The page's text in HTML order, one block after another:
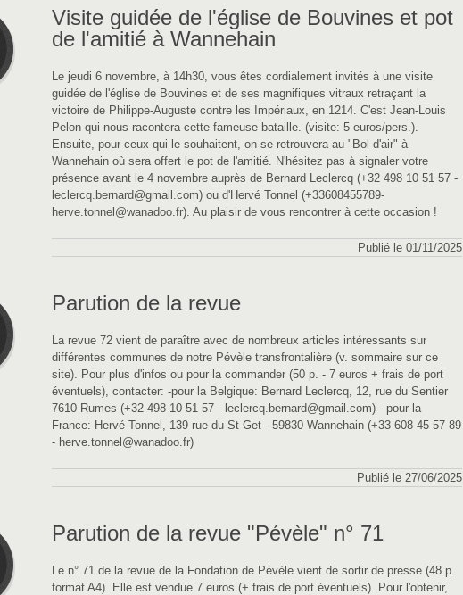
Visite guidée de l'église de Bouvines et pot
de l'amitié à Wannehain
Le jeudi 6 novembre, à 14h30, vous êtes cordialement invités à une visite
guidée de l'église de Bouvines et de ses magnifiques vitraux retraçant la
victoire de Philippe-Auguste contre les Impériaux, en 1214. C'est Jean-Louis
Pelon qui nous racontera cette fameuse bataille. (visite: 5 euros/pers.).
Ensuite, pour ceux qui le souhaitent, on se retrouvera au "Bol d'air" à
Wannehain où sera offert le pot de l'amitié. N'hésitez pas à signaler votre
présence avant le 4 novembre auprès de Bernard Leclercq (+32 498 10 51 57 -
leclercq.bernard@gmail.com) ou d'Hervé Tonnel (+33608455789-
herve.tonnel@wanadoo.fr). Au plaisir de vous rencontrer à cette occasion !
Publié le 01/11/2025
Parution de la revue
La revue 72 vient de paraître avec de nombreux articles intéressants sur
différentes communes de notre Pévèle transfrontalière (v. sommaire sur ce
site). Pour plus d'infos ou pour la commander (50 p. - 7 euros + frais de port
éventuels), contacter: -pour la Belgique: Bernard Leclercq, 12, rue du Sentier
7610 Rumes (+32 498 10 51 57 - leclercq.bernard@gmail.com) - pour la
France: Hervé Tonnel, 139 rue du St Get - 59830 Wannehain (+33 608 45 57 89
- herve.tonnel@wanadoo.fr)
Publié le 27/06/2025
Parution de la revue "Pévèle" n° 71
Le n° 71 de la revue de la Fondation de Pévèle vient de sortir de presse (48 p.
format A4). Elle est vendue 7 euros (+ frais de port éventuels). Pour l'obtenir,